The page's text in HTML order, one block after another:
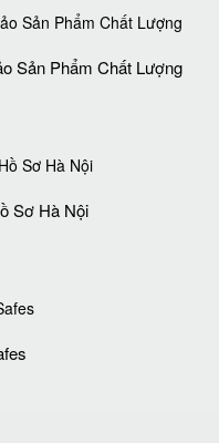
Sản Phẩm Chất Lượng‎
Sơ Hà Nội